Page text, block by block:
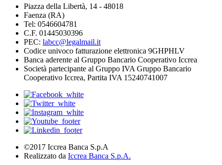
Piazza della Libertà, 14 - 48018
Faenza (RA)
Tel: 0546604781
C.F. 01445030396
PEC: labcc@legalmail.it
Codice univoco fatturazione elettronica 9GHPHLV
Banca aderente al Gruppo Bancario Cooperativo Iccrea
Società partecipante al Gruppo IVA Gruppo Bancario
Cooperativo Iccrea, Partita IVA 15240741007
©2017 Iccrea Banca S.p.A
Realizzato da Iccrea Banca S.p.A.